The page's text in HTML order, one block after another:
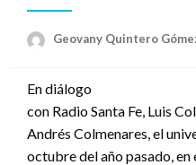
Geovany Quintero
En diálogo
con Radio Santa Fe, Luis
Andrés Colmenares, el
octubre del año pasado,